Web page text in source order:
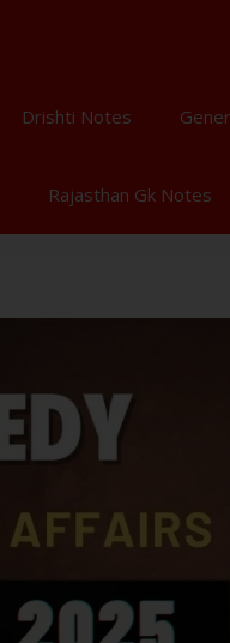
Drishti Notes
Rajasthan Gk Notes